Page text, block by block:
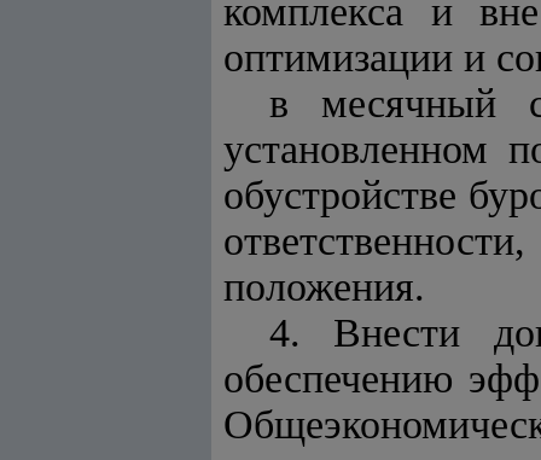
комплекса и
оптимизации и
в месячный
установленном
обустройстве
положения.
4. Внести
обеспечению